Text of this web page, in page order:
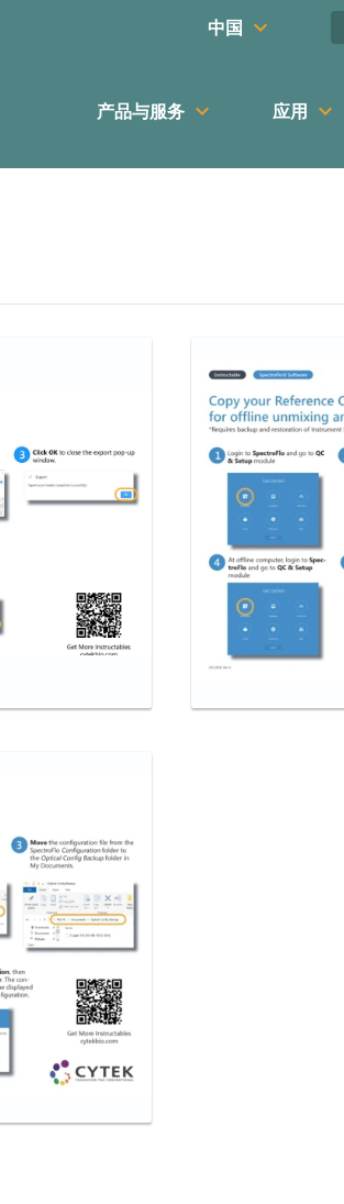
中国 keyboard_arrow_down
产品与服务 keyboard_arrow_down 应用 keyboard_arrow_down